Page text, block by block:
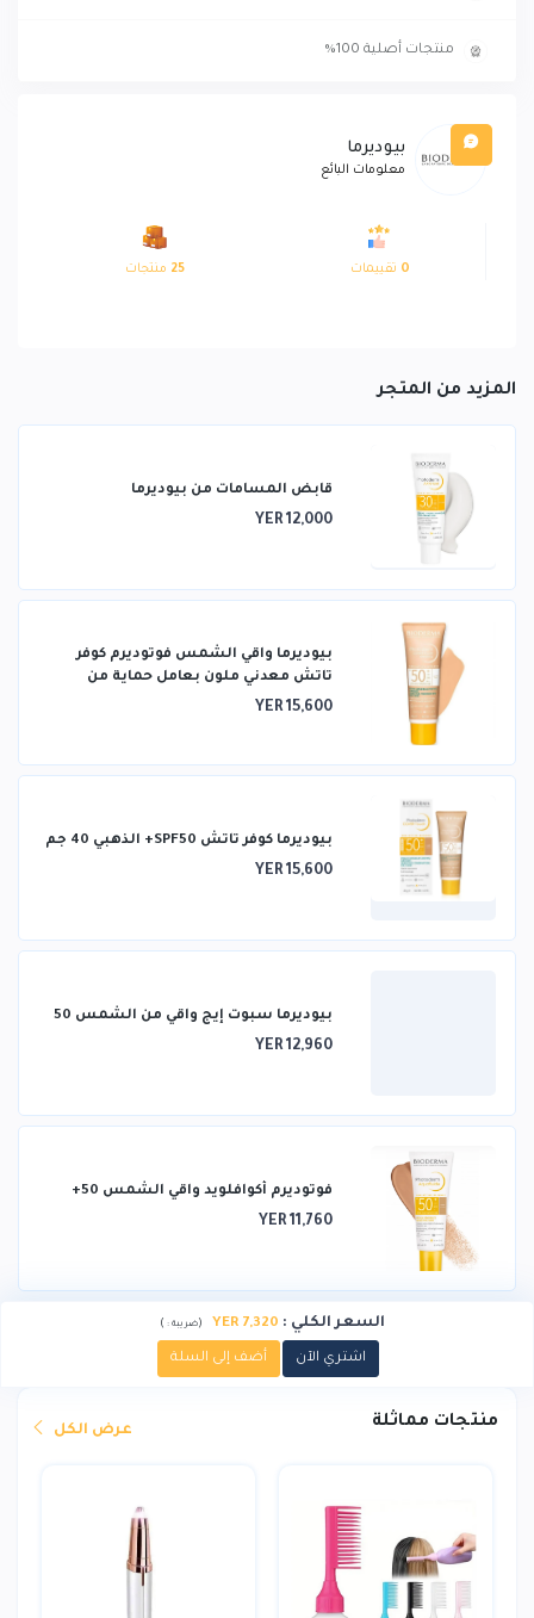
منتجات أصلية 100%
بيوديرما
معلومات البائع
0 تقييمات 25 منتجات
المزيد من المتجر
قابض المسامات من بيوديرما
YER 12,000
بيوديرما واقي الشمس فوتوديرم كوفر
تاتش معدني ملون بعامل حماية من
الشمس 50+ فاتح 40 غرام
YER 15,600
بيوديرما كوفر تاتش SPF50+ الذهبي 40 جم
YER 15,600
بيوديرما سبوت إيج واقي من الشمس 50
YER 12,960
فوتوديرم أكوافلويد واقي الشمس 50+
YER 11,760
السعر الكلي :
7,320 YER
(ضريبة : )
اشتري الآن أضف إلى السلة
منتجات مماثلة عرض الكل